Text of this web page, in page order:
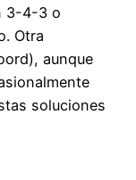
3-4-3 o
Otra
aunque
soluciones